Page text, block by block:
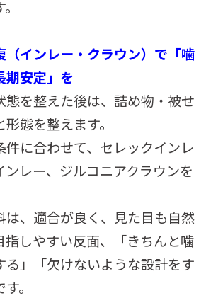
インレー・クラウン）で「噛
期安定」を
態を整えた後は、詰め物・被せ
態を整えます。
件に合わせて、セレックインレ
ンレー、ジルコニアクラウンを
は、適合が良く、見た目も自然
指しやすい反面、「きちんと噛
る」「欠けないような設計をす
。